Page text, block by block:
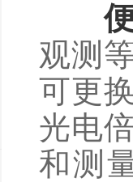
观测
可更
光电
和测